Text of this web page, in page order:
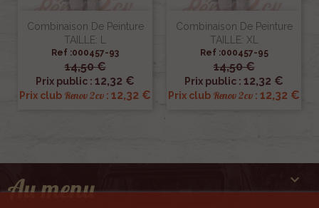
Combinaison De Peinture
TAILLE: L
Ref :000457-93
14,50 €
Prix public : 12,32 €
Prix club Renov 2cv : 12,32 €
Combinaison De Peinture
TAILLE: XL
Ref :000457-95
14,50 €
Prix public : 12,32 €
Prix club Renov 2cv : 12,32 €
Au menu 